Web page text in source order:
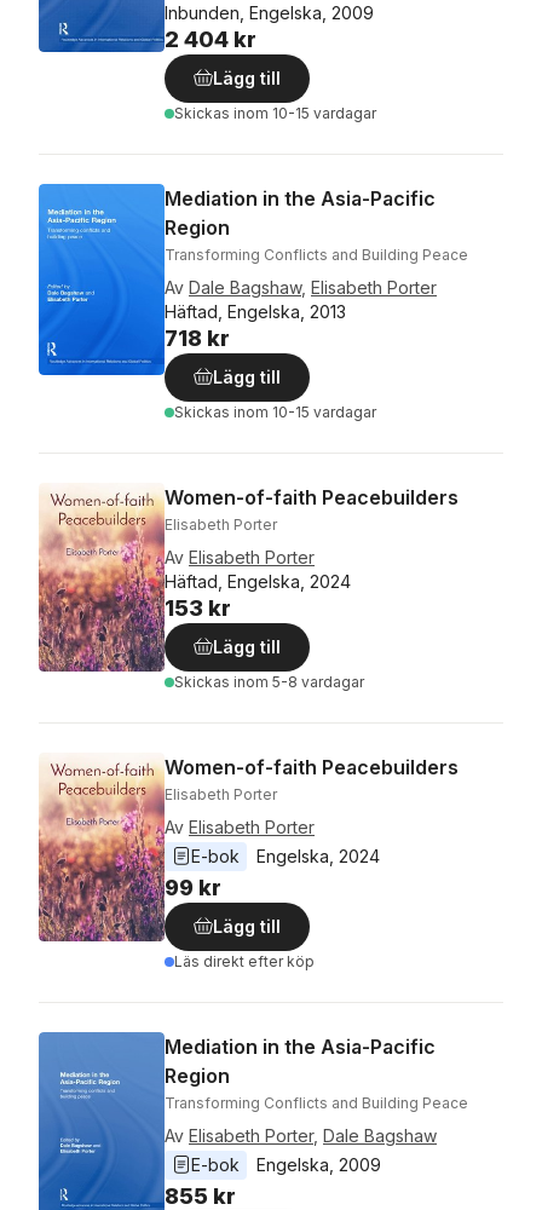
Inbunden, Engelska, 2009
2 404 kr
Lägg till
Skickas inom 10-15 vardagar
Mediation in the Asia-Pacific
Region
Transforming Conflicts and Building Peace
Av Dale Bagshaw, Elisabeth Porter
Häftad, Engelska, 2013
718 kr
Lägg till
Skickas inom 10-15 vardagar
Women-of-faith Peacebuilders
Elisabeth Porter
Av Elisabeth Porter
Häftad, Engelska, 2024
153 kr
Lägg till
Skickas inom 5-8 vardagar
Women-of-faith Peacebuilders
Elisabeth Porter
Av Elisabeth Porter
E-bok
Engelska 2024
99 kr
Lägg till
Läs direkt efter köp
Mediation in the Asia-Pacific
Region
Transforming Conflicts and Building Peace
Av Elisabeth Porter, Dale Bagshaw
E-bok
Engelska 2009
855 kr